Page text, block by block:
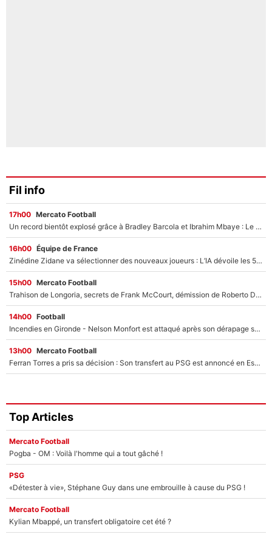
Fil info
17h00 Mercato Football
Un record bientôt explosé grâce à Bradley Barcola et Ibrahim Mbaye : Le PSG sur le point de réaliser un mercato historique ?
16h00 Équipe de France
Zinédine Zidane va sélectionner des nouveaux joueurs : L’IA dévoile les 5 cracks qui pourraient rapidement le rejoindre en équipe de France !
15h00 Mercato Football
Trahison de Longoria, secrets de Frank McCourt, démission de Roberto De Zerbi : Medhi Benatia se lâche sur son départ de l'OM et fait d'importantes révélations
14h00 Football
Incendies en Gironde - Nelson Monfort est attaqué après son dérapage sur CNews : «Et lui, il prend combien pour parler dans un studio climatisé?»
13h00 Mercato Football
Ferran Torres a pris sa décision : Son transfert au PSG est annoncé en Espagne !
Top Articles
Mercato Football
Pogba - OM : Voilà l'homme qui a tout gâché !
PSG
«Détester à vie», Stéphane Guy dans une embrouille à cause du PSG !
Mercato Football
Kylian Mbappé, un transfert obligatoire cet été ?